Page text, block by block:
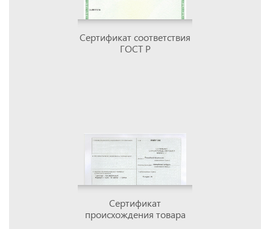
Сертификат соответствия
ГОСТ Р
Сертификат
происхождения товара